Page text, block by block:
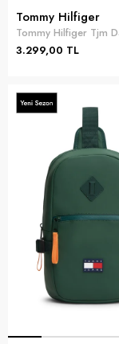
Tommy Hilfiger
3.299,00 TL